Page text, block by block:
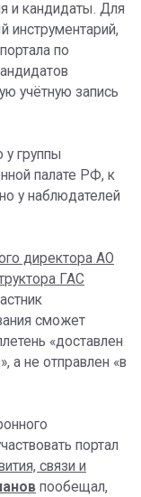
и кандидаты. Для
инструментарий,
по
учётную запись
у группы
палате РФ, к
у наблюдателей
директора АО
ГАС
сможет
«доставлен
а не отправлен «в
портал
связи и
пообещал,